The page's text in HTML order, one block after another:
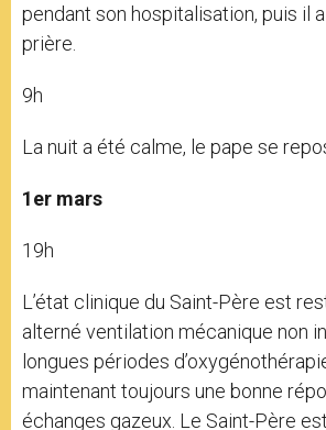
pendant son hospitalisation, puis il
prière.
9h
La nuit a été calme, le pape se
1er mars
19h
L’état clinique du Saint-Père est
alterné ventilation mécanique non
longues périodes
maintenant toujours une bonne
échanges gazeux. Le Saint-Père